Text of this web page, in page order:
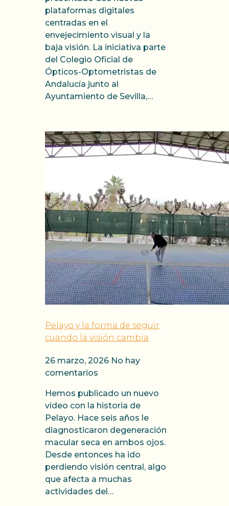
plataformas digitales
centradas en el
envejecimiento visual y la
baja visión. La iniciativa parte
del Colegio Oficial de
Ópticos-Optometristas de
Andalucía junto al
Ayuntamiento de Sevilla,…
Pelayo y la forma de seguir
cuando la visión cambia
26 marzo, 2026 No hay
comentarios
Hemos publicado un nuevo
vídeo con la historia de
Pelayo. Hace seis años le
diagnosticaron degeneración
macular seca en ambos ojos.
Desde entonces ha ido
perdiendo visión central, algo
que afecta a muchas
actividades del…